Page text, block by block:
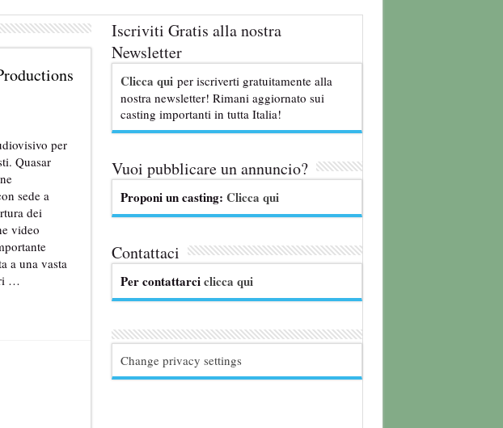
con Stefano De Martino
per
Quasar
sede a
dei
video
a una vasta
…
Iscriviti Gratis alla nostra
Newsletter
Clicca qui per iscriverti gratuitamente alla
nostra newsletter! Rimani aggiornato sui
casting importanti in tutta Italia!
Vuoi pubblicare un annuncio?
Proponi un casting: Clicca qui
Contattaci
Per contattarciclicca qui
Change privacy settings